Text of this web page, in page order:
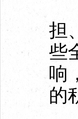
担
些
响
的